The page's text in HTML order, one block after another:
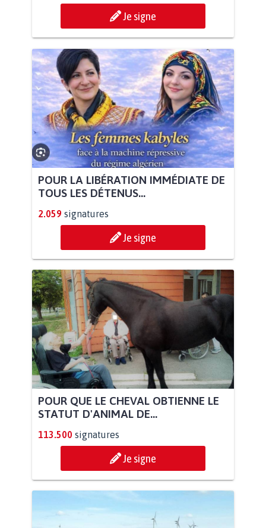
Je signe
POUR LA LIBÉRATION IMMÉDIATE DE
TOUS LES DÉTENUS...
2.059 signatures
Je signe
POUR QUE LE CHEVAL OBTIENNE LE
STATUT D'ANIMAL DE...
113.500 signatures
Je signe